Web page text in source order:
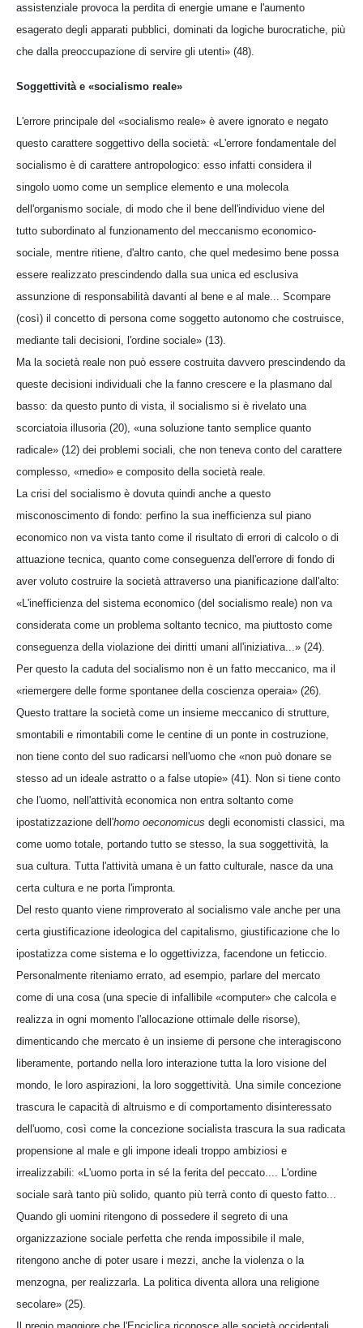
assistenziale provoca la perdita di energie umane e l'aumento
esagerato degli apparati pubblici, dominati da logiche burocratiche, più
che dalla preoccupazione di servire gli utenti» (48).
Soggettività e «socialismo reale»
L'errore principale del «socialismo reale» è avere ignorato e negato
questo carattere soggettivo della società: «L'errore fondamentale del
socialismo è di carattere antropologico: esso infatti considera il
singolo uomo come un semplice elemento e una molecola
dell'organismo sociale, di modo che il bene dell'individuo viene del
tutto subordinato al funzionamento del meccanismo economico-
sociale, mentre ritiene, d'altro canto, che quel medesimo bene possa
essere realizzato prescindendo dalla sua unica ed esclusiva
assunzione di responsabilità davanti al bene e al male... Scompare
(così) il concetto di persona come soggetto autonomo che costruisce,
mediante tali decisioni, l'ordine sociale» (13).
Ma la società reale non può essere costruita davvero prescindendo da
queste decisioni individuali che la fanno crescere e la plasmano dal
basso: da questo punto di vista, il socialismo si è rivelato una
scorciatoia illusoria (20), «una soluzione tanto semplice quanto
radicale» (12) dei problemi sociali, che non teneva conto del carattere
complesso, «medio» e composito della società reale.
La crisi del socialismo è dovuta quindi anche a questo
misconoscimento di fondo: perfino la sua inefficienza sul piano
economico non va vista tanto come il risultato di errori di calcolo o di
attuazione tecnica, quanto come conseguenza dell'errore di fondo di
aver voluto costruire la società attraverso una pianificazione dall'alto:
«L'inefficienza del sistema economico (del socialismo reale) non va
considerata come un problema soltanto tecnico, ma piuttosto come
conseguenza della violazione dei diritti umani all'iniziativa...» (24).
Per questo la caduta del socialismo non è un fatto meccanico, ma il
«riemergere delle forme spontanee della coscienza operaia» (26).
Questo trattare la società come un insieme meccanico di strutture,
smontabili e rimontabili come le centine di un ponte in costruzione,
non tiene conto del suo radicarsi nell'uomo che «non può donare se
stesso ad un ideale astratto o a false utopie» (41). Non si tiene conto
che l'uomo, nell'attività economica non entra soltanto come
ipostatizzazione dell'homo oeconomicus degli economisti classici, ma
come uomo totale, portando tutto se stesso, la sua soggettività, la
sua cultura. Tutta l'attività umana è un fatto culturale, nasce da una
certa cultura e ne porta l'impronta.
Del resto quanto viene rimproverato al socialismo vale anche per una
certa giustificazione ideologica del capitalismo, giustificazione che lo
ipostatizza come sistema e lo oggettivizza, facendone un feticcio.
Personalmente riteniamo errato, ad esempio, parlare del mercato
come di una cosa (una specie di infallibile «computer» che calcola e
realizza in ogni momento l'allocazione ottimale delle risorse),
dimenticando che mercato è un insieme di persone che interagiscono
liberamente, portando nella loro interazione tutta la loro visione del
mondo, le loro aspirazioni, la loro soggettività. Una simile concezione
trascura le capacità di altruismo e di comportamento disinteressato
dell'uomo, così come la concezione socialista trascura la sua radicata
propensione al male e gli impone ideali troppo ambiziosi e
irrealizzabili: «L'uomo porta in sé la ferita del peccato.... L'ordine
sociale sarà tanto più solido, quanto più terrà conto di questo fatto...
Quando gli uomini ritengono di possedere il segreto di una
organizzazione sociale perfetta che renda impossibile il male,
ritengono anche di poter usare i mezzi, anche la violenza o la
menzogna, per realizzarla. La politica diventa allora una religione
secolare» (25).